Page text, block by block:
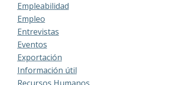
Empleabilidad
Empleo
Entrevistas
Eventos
Exportación
Información útil